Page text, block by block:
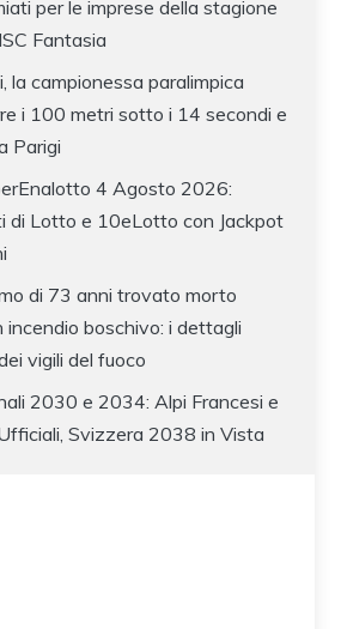
per le imprese della stagione
Fantasia
la campionessa paralimpica
i 100 metri sotto i 14 secondi e
Parigi
4 Agosto 2026:
di Lotto e 10eLotto con Jackpot
di 73 anni trovato morto
boschivo: i dettagli
vigili del fuoco
2030 e 2034: Alpi Francesi e
Svizzera 2038 in Vista